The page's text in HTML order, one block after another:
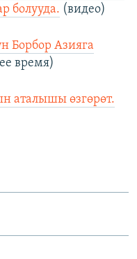
болууда. (видео)
Борбор Азияга
время)
аталышы өзгөрөт.